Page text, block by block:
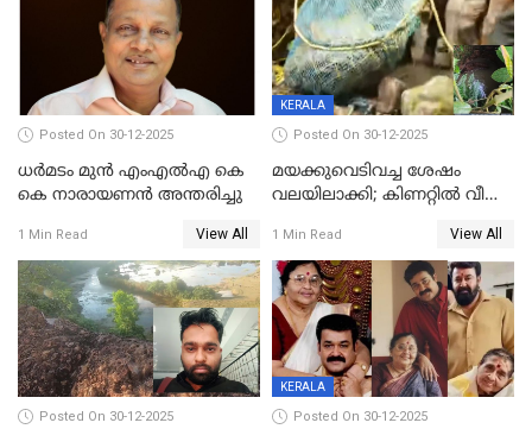
Posted On 30-12-2025
ധർമടം മുൻ എംഎല്‍എ കെ
കെ നാരായണന്‍ അന്തരിച്ചു
1 Min Read View All
KERALA
Posted On 30-12-2025
മയക്കുവെടിവച്ച ശേഷം
വലയിലാക്കി; കിണറ്റിൽ വീണ
1 Min Read View All
Posted On 30-12-2025
KERALA
Posted On 30-12-2025